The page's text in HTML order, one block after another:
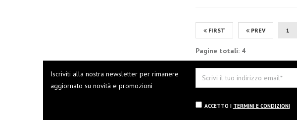
FIRST PREV 1
Pagine totali: 4
Iscriviti alla nostra newsletter per rimanere
aggiornato su novità e promozioni
ACCETTO I TERMINI E CONDIZIONI